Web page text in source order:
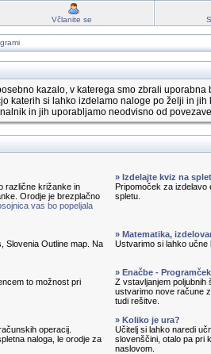
Včlanite se
kazalo, v katerega smo zbrali
katerih si lahko izdelamo naloge po želji in jih
in jih uporabljamo neodvisno od
različne križanke in
Orodje je brezplačno
vas bo popeljala
» Izdelajte kviz na
Pripomoček za izdelavo
spletu.
Slovenia Outline map. Na
» Matematika,
Ustvarimo si lahko učne
to možnost pri
» Enačbe -
Z vstavljanjem poljubnih
ustvarimo nove račune
tudi rešitve.
operacij.
naloga, le orodje za
» Koliko je ura?
Učitelj si lahko naredi
slovenščini, otalo pa pri
naslovom.